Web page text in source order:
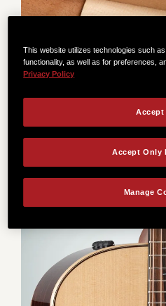
Expression
Expression System® 2は、
より豊かに引き出します。
This website utilizes technologies such
functionality, as well as for preferences,
Privacy Policy
Manage
Accept Only
Accept